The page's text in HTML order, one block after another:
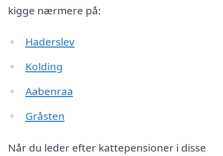
kigge nærmere på:
Haderslev
Kolding
Aabenraa
Gråsten
Når du leder efter kattepensioner i disse